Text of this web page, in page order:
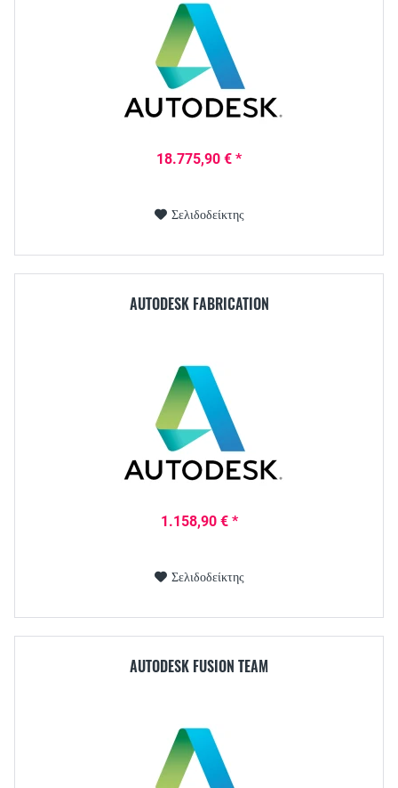
18.775,90 € *
Σελιδοδείκτης
AUTODESK FABRICATION
1.158,90 € *
Σελιδοδείκτης
AUTODESK FUSION TEAM